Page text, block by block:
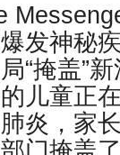
发神秘
“掩盖”
儿童正
炎，家